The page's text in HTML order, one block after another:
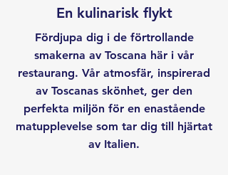
En kulinarisk flykt
Fördjupa dig i de förtrollande
smakerna av Toscana här i vår
restaurang. Vår atmosfär, inspirerad
av Toscanas skönhet, ger den
perfekta miljön för en enastående
matupplevelse som tar dig till hjärtat
av Italien.